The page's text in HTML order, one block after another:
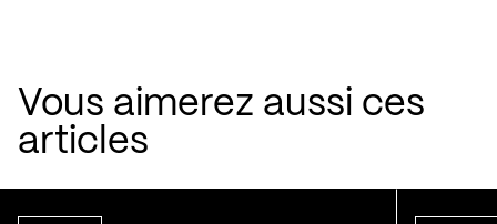
Vous aimerez aussi ces
articles